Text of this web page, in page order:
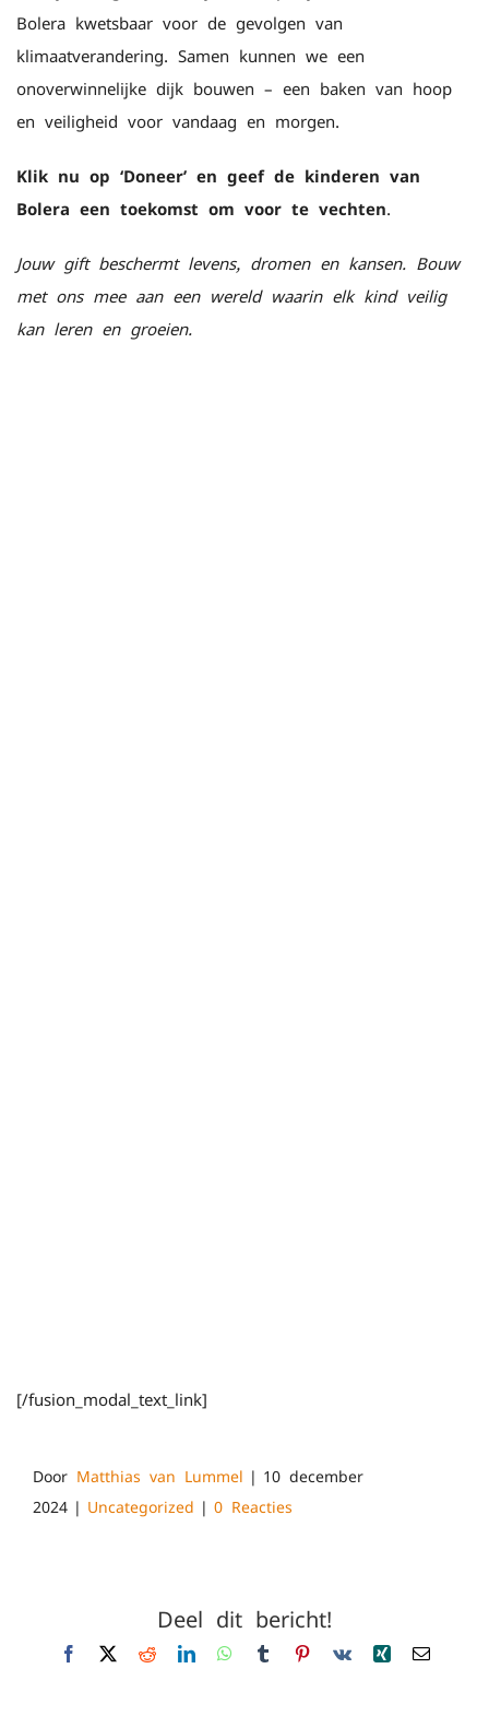
Bolera kwetsbaar voor de gevolgen van
klimaatverandering. Samen kunnen we een
onoverwinnelijke dijk bouwen – een baken van hoop
en veiligheid voor vandaag en morgen.
Klik nu op ‘Doneer’ en geef de kinderen van
Bolera een toekomst om voor te vechten.
Jouw gift beschermt levens, dromen en kansen. Bouw
met ons mee aan een wereld waarin elk kind veilig
kan leren en groeien.
[/fusion_modal_text_link]
Door Matthias van Lummel
10 december
2024
Uncategorized 0 Reacties
Deel dit bericht!
Facebook
X RedditLinkedInWhatsApp
TumblrPinterest
Vk Xing E-